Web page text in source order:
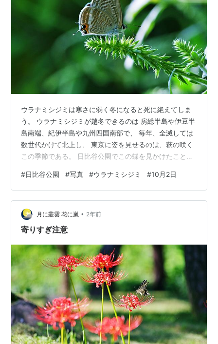
ウラナミシジミは寒さに弱く冬になると死に絶えてしま
う。 ウラナミシジミが越冬できるのは 房総半島や伊豆半
島南端、紀伊半島や九州四国南部で、 毎年、全滅しては
数世代かけて北上し、 東京に姿を見せるのは、萩の咲く
この季節である。 日比谷公園でこの蝶を見かけたことは
た。 PENTAX KP + smc D FA MACRO 100mmF2.8 WR
SS1/160 F16 ISO1600 尾状突起のあたりにオレンジ色で
縁取られた 目玉があるがわずかに見える緑色が美しい。
月曜日は休みだったので ビーガンタコスをつくった。 具
は大津屋さんのタコスシーズ…
#日比谷公園 #写真 #ウラナミシジミ #10月2日
月に叢雲 花に嵐 • 2年前
寄りすぎ注意